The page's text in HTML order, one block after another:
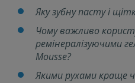
Яку зубну пасту і
Чому важливо
ремінералізуючими
Mousse?
Якими рухами краще